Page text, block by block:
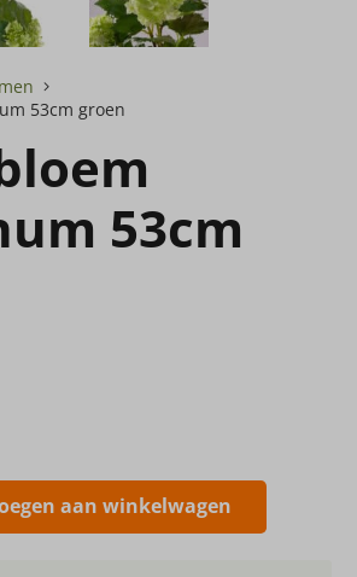
53cm groen
53cm
aan winkelwagen